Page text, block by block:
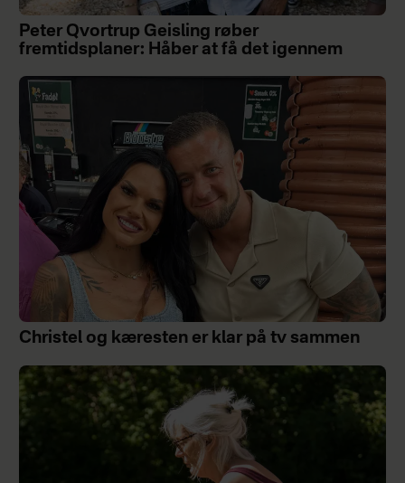
Peter Qvortrup Geisling røber
fremtidsplaner: Håber at få det igennem
Christel og kæresten er klar på tv sammen